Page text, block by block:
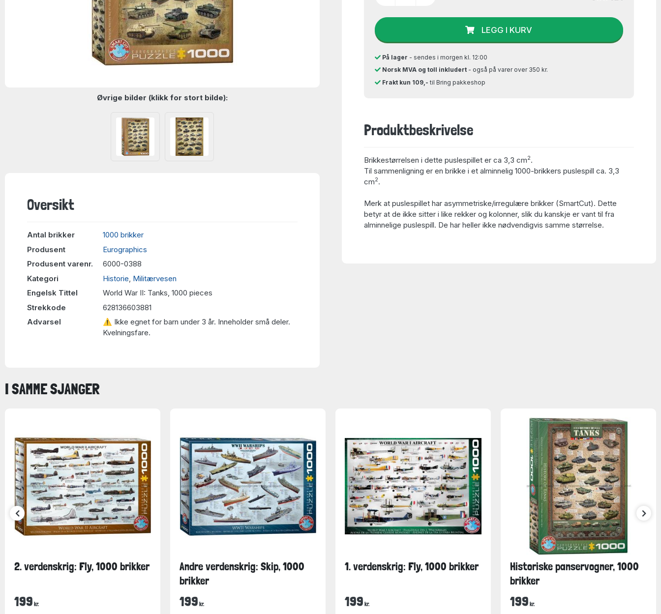
Øvrige bilder (klikk for stort bilde):
Oversikt
Antal brikker
1000 brikker
Produsent
Eurographics
Produsent varenr.
6000-0388
Kategori
Historie Militærvesen
Engelsk Tittel
World War II: Tanks, 1000 pieces
Strekkode
628136603881
Advarsel
⚠ Ikke egnet for barn under 3 år. Inneholder små deler.
Kvelningsfare.
LEGG I KURV
På lager - sendes i morgen kl. 12:00
Norsk MVA og toll inkludert - også på varer over 350 kr.
Frakt kun 109,- til Bring pakkeshop
Produktbeskrivelse
Brikkestørrelsen i dette puslespillet er ca 3,3 cm2.
Til sammenligning er en brikke i et alminnelig 1000-brikkers puslespill ca. 3,3
cm2.
Merk at puslespillet har asymmetriske/irregulære brikker (SmartCut). Dette
betyr at de ikke sitter i like rekker og kolonner, slik du kanskje er vant til fra
alminnelige puslespill. De har heller ikke nødvendigvis samme størrelse.
I SAMME SJANGER
2. verdenskrig: Fly, 1000 brikker
199 kr.
Andre verdenskrig: Skip, 1000
brikker
199 kr.
1. verdenskrig: Fly, 1000 brikker
199 kr.
Historiske panservogner, 1000
brikker
199 kr.